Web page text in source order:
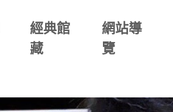
經典館
藏
網站導
覽